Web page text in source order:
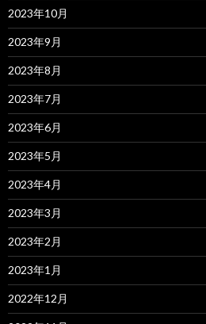
2023年10月
2023年9月
2023年8月
2023年7月
2023年6月
2023年5月
2023年4月
2023年3月
2023年2月
2023年1月
2022年12月